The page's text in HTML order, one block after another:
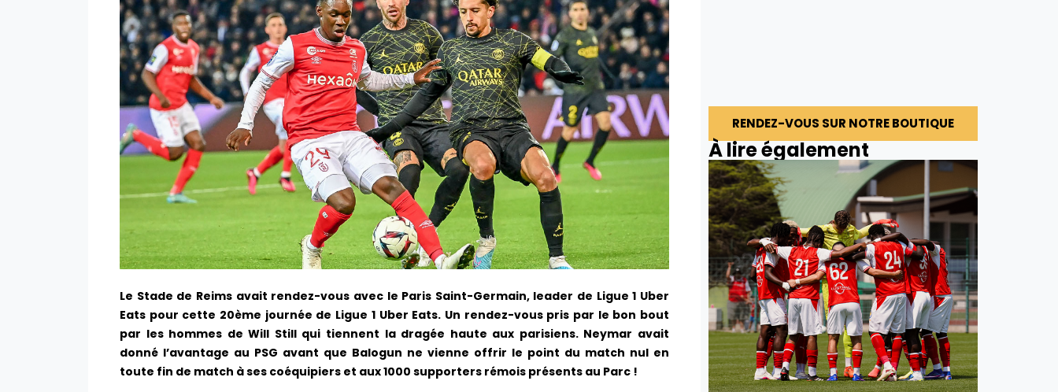
Le Stade de Reims avait rendez-vous avec le Paris Saint-Germain, leader de Ligue 1 Uber
Eats pour cette 20ème journée de Ligue 1 Uber Eats. Un rendez-vous pris par le bon bout
par les hommes de Will Still qui tiennent la dragée haute aux parisiens. Neymar avait
donné l’avantage au PSG avant que Balogun ne vienne offrir le point du match nul en
toute fin de match à ses coéquipiers et aux 1000 supporters rémois présents au Parc !
RENDEZ-VOUS SUR NOTRE BOUTIQUE
À lire également